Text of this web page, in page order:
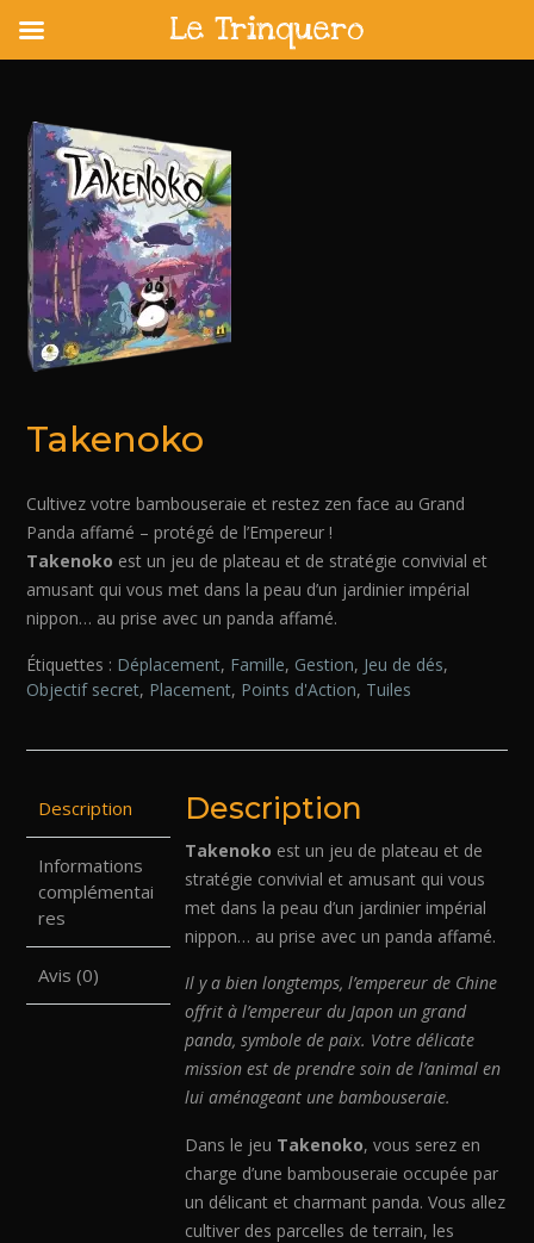
content
Takenoko
Cultivez votre bambouseraie et restez zen face au Grand
Panda affamé – protégé de l’Empereur !
Takenoko est un jeu de plateau et de stratégie convivial et
amusant qui vous met dans la peau d’un jardinier impérial
nippon… au prise avec un panda affamé.
Étiquettes : Déplacement, Famille, Gestion, Jeu de dés,
Objectif secret, Placement, Points d'Action, Tuiles
Description
Informations
complémentai
res
Avis (0)
Description
Takenoko est un jeu de plateau et de
stratégie convivial et amusant qui vous
met dans la peau d’un jardinier impérial
nippon… au prise avec un panda affamé.
Il y a bien longtemps, l’empereur de Chine
offrit à l’empereur du Japon un grand
panda, symbole de paix. Votre délicate
mission est de prendre soin de l’animal en
lui aménageant une bambouseraie.
Dans le jeu Takenoko, vous serez en
charge d’une bambouseraie occupée par
un délicant et charmant panda. Vous allez
cultiver des parcelles de terrain, les
Le Trinquero